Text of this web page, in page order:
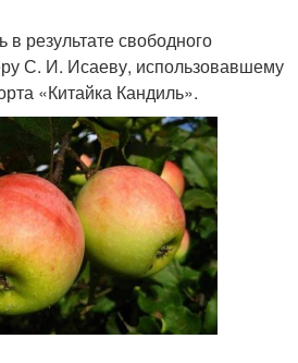
в результате свободного
С. И. Исаеву, использовавшему
«Китайка Кандиль».